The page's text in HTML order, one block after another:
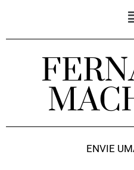
ENVIE